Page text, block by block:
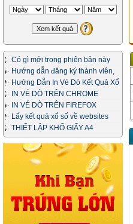
Có gì mới trong phiên bản này
Hướng dẫn đăng ký thành viên,
in vé dò
Hướng Dẫn In Vé Dò Kết Quả Xổ
SốIN VÉ DÒ TRÊN CHROME
IN VÉ DÒ TRÊN FIREFOX
Lấy kết quả xổ số về websites
của bạn
THIẾT LẬP KHỔ GIẤY A4